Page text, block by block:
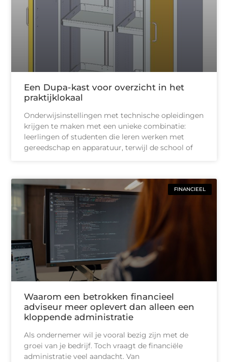
Een Dupa-kast voor overzicht in het
praktijklokaal
Onderwijsinstellingen met technische opleidingen
krijgen te maken met een unieke combinatie:
leerlingen of studenten die leren werken met
gereedschap en apparatuur, terwijl de school of
FINANCIEEL
Waarom een betrokken financieel
adviseur meer oplevert dan alleen een
kloppende administratie
Als ondernemer wil je vooral bezig zijn met de
groei van je bedrijf. Toch vraagt de financiële
administratie veel aandacht. Van